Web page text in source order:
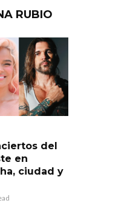
RUBIO
del
en
ciudad y